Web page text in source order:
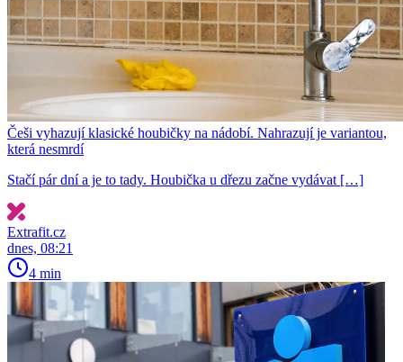
Češi vyhazují klasické houbičky na nádobí. Nahrazují je variantou,
která nesmrdí
Stačí pár dní a je to tady. Houbička u dřezu začne vydávat […]
Extrafit.cz
dnes, 08:21
4 min